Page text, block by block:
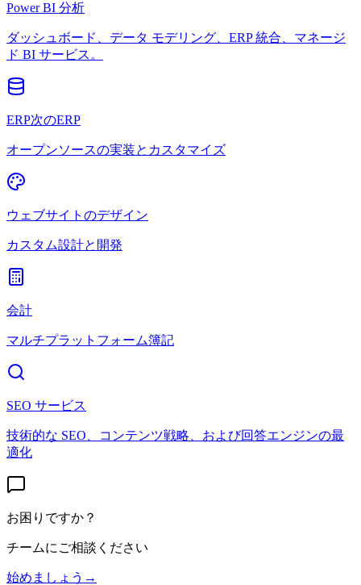
Power BI 分析
ダッシュボード、データ モデリング、ERP 統合、マネージ
ド BI サービス。
ERP次のERP
オープンソースの実装とカスタマイズ
ウェブサイトのデザイン
カスタム設計と開発
会計
マルチプラットフォーム簿記
SEO サービス
技術的な SEO、コンテンツ戦略、および回答エンジンの最
適化
お困りですか？
チームにご相談ください
始めましょう →